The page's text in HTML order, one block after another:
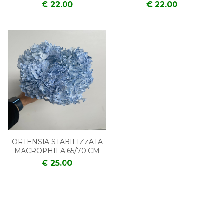
€ 22.00 € 22.00
ORTENSIA STABILIZZATA
MACROPHILA 65/70 CM
€ 25.00